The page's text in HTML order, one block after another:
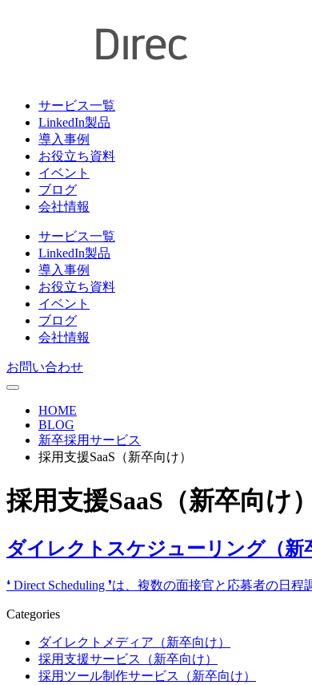
サービス一覧
LinkedIn製品
導入事例
お役立ち資料
イベント
ブログ
会社情報
サービス一覧
LinkedIn製品
導入事例
お役立ち資料
イベント
ブログ
会社情報
お問い合わせ
HOME
BLOG
新卒採用サービス
採用支援SaaS（新卒向け）
採用支援SaaS（新卒向け）
ダイレクトスケジューリング（新
❛ Direct Scheduling ❜は、複数の面接官と応募者の⽇
Categories
ダイレクトメディア（新卒向け）
採用支援サービス（新卒向け）
採用ツール制作サービス（新卒向け）